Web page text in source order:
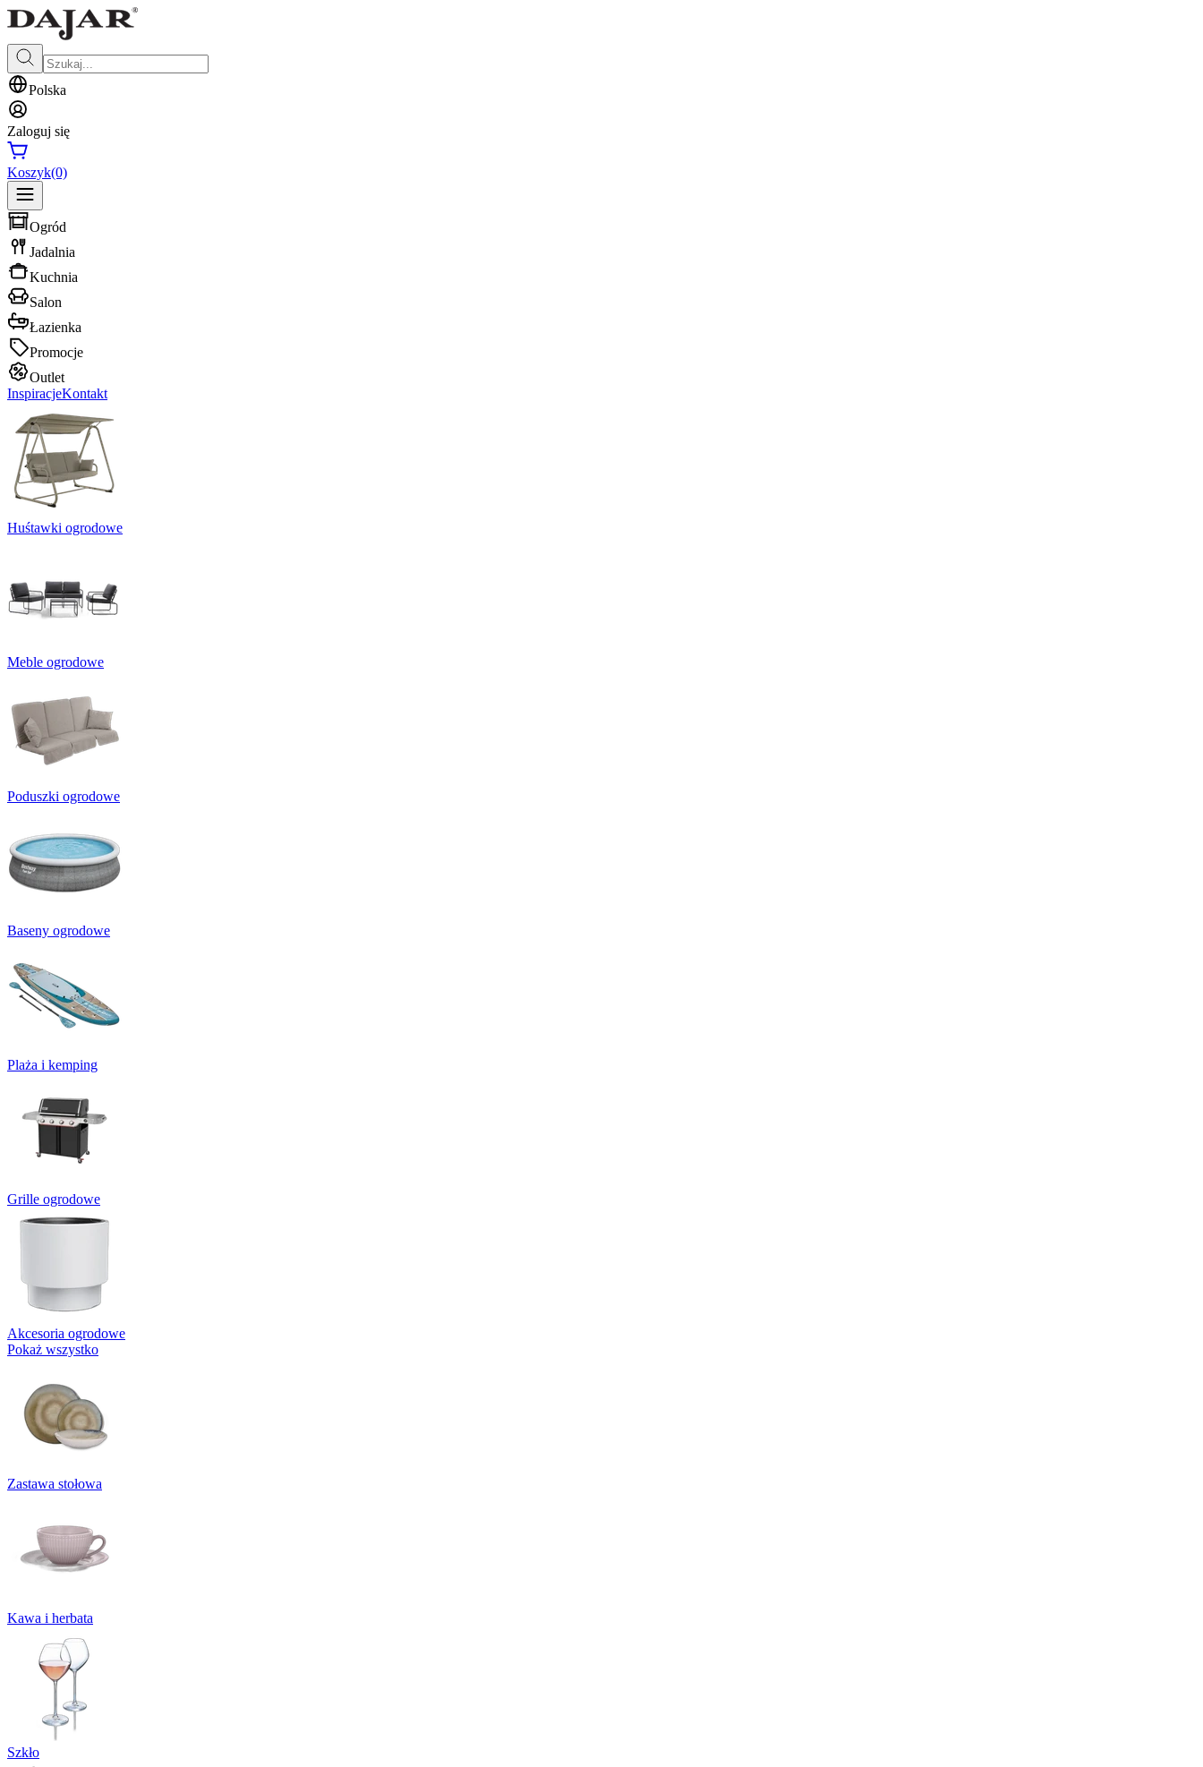
Polska
Zaloguj się
Koszyk(0)
Ogród
Jadalnia
Kuchnia
Salon
Łazienka
Promocje
Outlet
InspiracjeKontakt
Huśtawki ogrodowe
Meble ogrodowe
Poduszki ogrodowe
Baseny ogrodowe
Plaża i kemping
Grille ogrodowe
Akcesoria ogrodowe
Pokaż wszystko
Zastawa stołowa
Kawa i herbata
Szkło